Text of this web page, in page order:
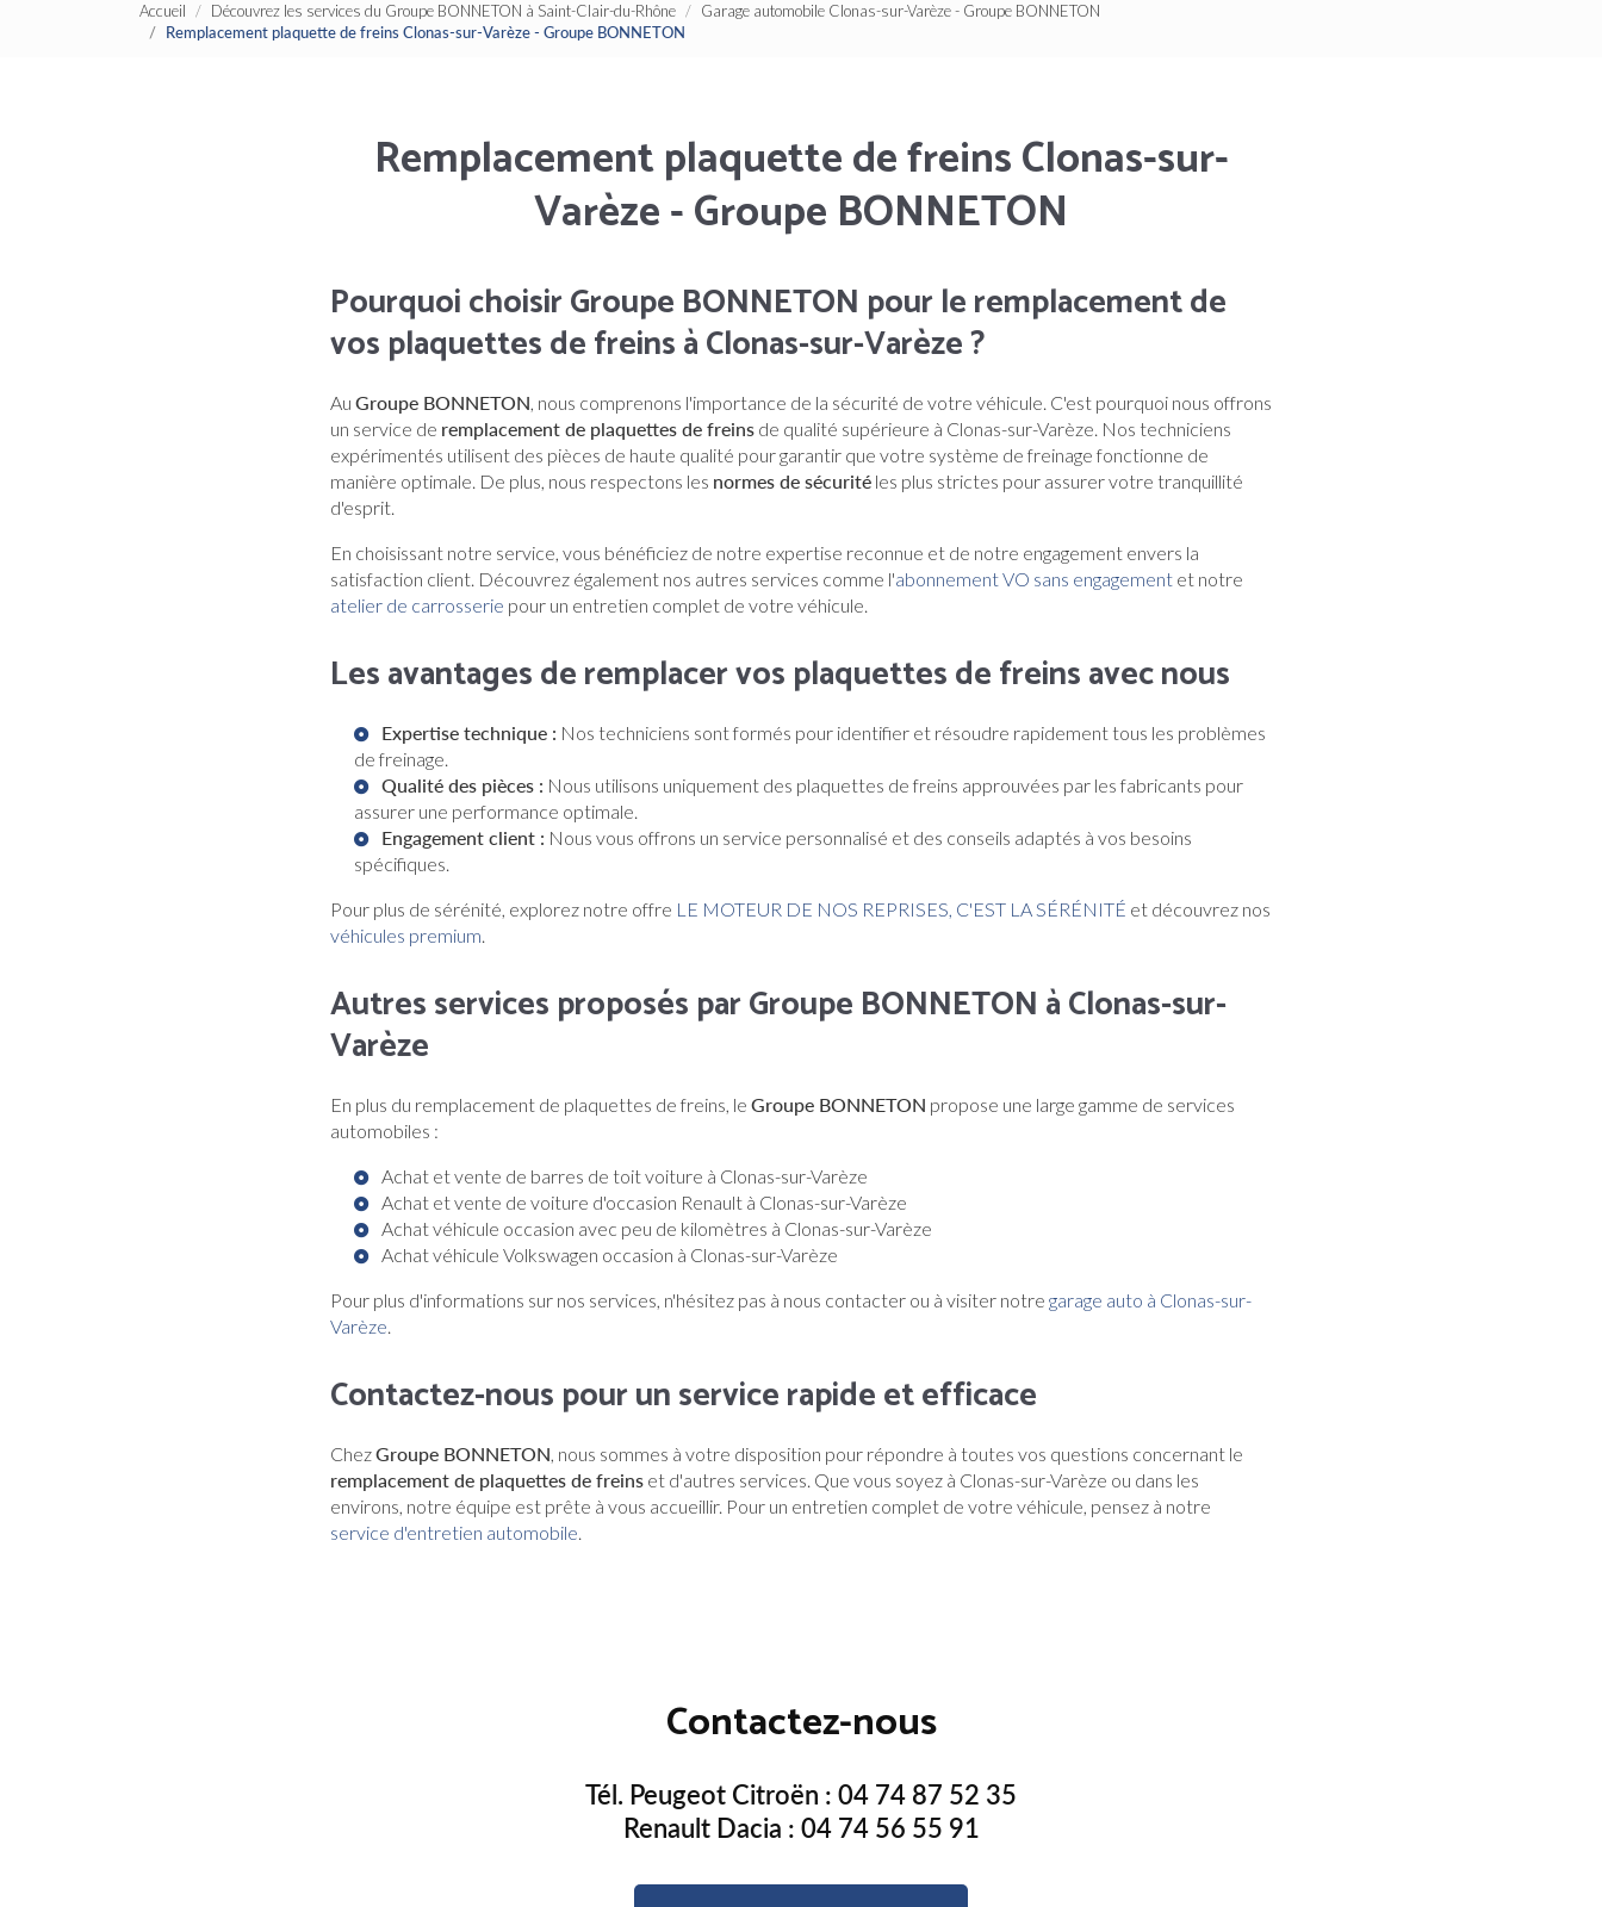
Accueil Découvrez les services du Groupe BONNETON à Saint-Clair-du-Rhône
Garage automobile Clonas-sur-Varèze - Groupe BONNETON
Remplacement plaquette de freins Clonas-sur-Varèze - Groupe BONNETON
Remplacement plaquette de freins Clonas-sur-
Varèze - Groupe BONNETON
Pourquoi choisir Groupe BONNETON pour le remplacement de
vos plaquettes de freins à Clonas-sur-Varèze ?
Au Groupe BONNETON, nous comprenons l'importance de la sécurité de votre véhicule. C'est pourquoi nous offrons
un service de remplacement de plaquettes de freins de qualité supérieure à Clonas-sur-Varèze. Nos techniciens
expérimentés utilisent des pièces de haute qualité pour garantir que votre système de freinage fonctionne de
manière optimale. De plus, nous respectons les normes de sécurité les plus strictes pour assurer votre tranquillité
d'esprit.
En choisissant notre service, vous bénéficiez de notre expertise reconnue et de notre engagement envers la
satisfaction client. Découvrez également nos autres services comme l'abonnement VO sans engagement et notre
atelier de carrosserie pour un entretien complet de votre véhicule.
Les avantages de remplacer vos plaquettes de freins avec nous
Expertise technique : Nos techniciens sont formés pour identifier et résoudre rapidement tous les problèmes
de freinage.
Qualité des pièces : Nous utilisons uniquement des plaquettes de freins approuvées par les fabricants pour
assurer une performance optimale.
Engagement client : Nous vous offrons un service personnalisé et des conseils adaptés à vos besoins
spécifiques.
Pour plus de sérénité, explorez notre offre LE MOTEUR DE NOS REPRISES, C'EST LA SÉRÉNITÉ et découvrez nos
véhicules premium.
Autres services proposés par Groupe BONNETON à Clonas-sur-
Varèze
En plus du remplacement de plaquettes de freins, le Groupe BONNETON propose une large gamme de services
automobiles :
Achat et vente de barres de toit voiture à Clonas-sur-Varèze
Achat et vente de voiture d'occasion Renault à Clonas-sur-Varèze
Achat véhicule occasion avec peu de kilomètres à Clonas-sur-Varèze
Achat véhicule Volkswagen occasion à Clonas-sur-Varèze
Pour plus d'informations sur nos services, n'hésitez pas à nous contacter ou à visiter notre garage auto à Clonas-sur-
Varèze.
Contactez-nous pour un service rapide et efficace
ChezGroupe BONNETON, nous sommes à votre disposition pour répondre à toutes vos questions concernant le
remplacement de plaquettes de freins et d'autres services. Que vous soyez à Clonas-sur-Varèze ou dans les
environs, notre équipe est prête à vous accueillir. Pour un entretien complet de votre véhicule, pensez à notre
service d'entretien automobile.
Contactez-nous
Tél. Peugeot Citroën : 04 74 87 52 35
Renault Dacia : 04 74 56 55 91